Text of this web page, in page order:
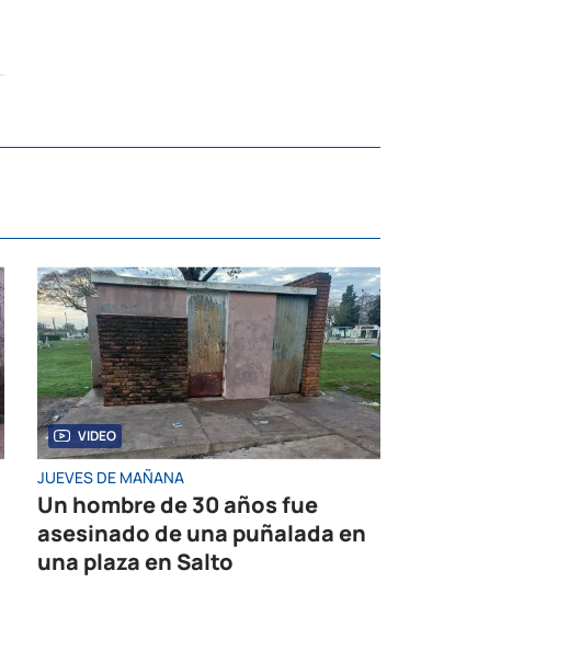
VIDEO
JUEVES DE MAÑANA
Un hombre de 30 años fue
asesinado de una puñalada en
una plaza en Salto